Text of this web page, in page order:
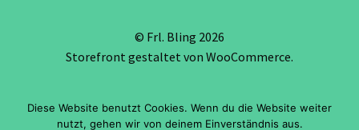
© Frl. Bling 2026
Storefront gestaltet von WooCommerce.
Vertrag widerrufen
Diese Website benutzt Cookies. Wenn du die Website weiter
nutzt, gehen wir von deinem Einverständnis aus.